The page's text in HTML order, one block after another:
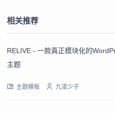
相关推荐
RELIVE - 一款真正模块化的
主题
主题模板 九凌少子